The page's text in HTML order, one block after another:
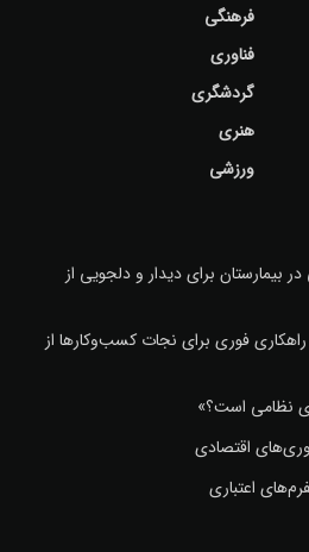
فرهنگی
فناوری
گردشگری
هنری
ورزشی
بیمارستان برای دیدار و دلجویی از
فوری برای نجات کسب‌وکارها از
نظامی است؟»
اقتصادی
اعتباری